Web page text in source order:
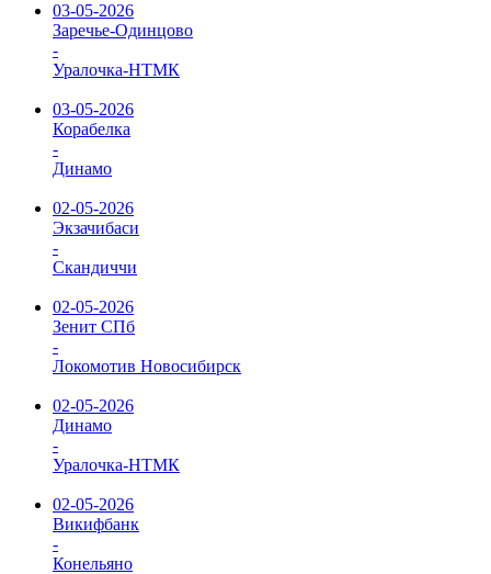
03-05-2026
Заречье-Одинцово
-
Уралочка-НТМК
03-05-2026
Корабелка
-
Динамо
02-05-2026
Экзачибаси
-
Скандиччи
02-05-2026
Зенит СПб
-
Локомотив Новосибирск
02-05-2026
Динамо
-
Уралочка-НТМК
02-05-2026
Викифбанк
-
Конельяно